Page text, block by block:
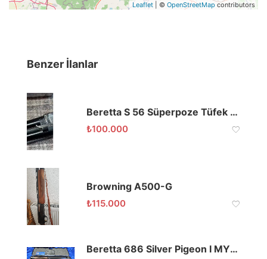
Leaflet | © OpenStreetMap contributors
Benzer İlanlar
Beretta S 56 Süperpoze Tüfek Enjektörlü
₺100.000
Browning A500-G
₺115.000
Beretta 686 Silver Pigeon I MY19 12 Kalibre Süperpoze Av Tüfeği